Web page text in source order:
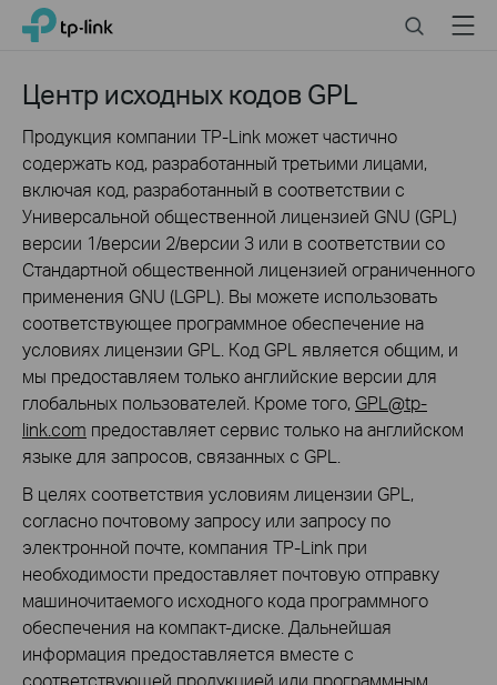
Click
navigation
TP-Link, Reliably Smart SearchMenu
Центр исходных кодов GPL
Продукция компании TP-Link может частично
содержать код, разработанный третьими лицами,
включая код, разработанный в соответствии с
Универсальной общественной лицензией GNU (GPL)
версии 1/версии 2/версии 3 или в соответствии со
Стандартной общественной лицензией ограниченного
применения GNU (LGPL). Вы можете использовать
соответствующее программное обеспечение на
условиях лицензии GPL. Код GPL является общим, и
мы предоставляем только английские версии для
глобальных пользователей. Кроме того, GPL@tp-
link.com предоставляет сервис только на английском
языке для запросов, связанных с GPL.
В целях соответствия условиям лицензии GPL,
согласно почтовому запросу или запросу по
электронной почте, компания TP-Link при
необходимости предоставляет почтовую отправку
машиночитаемого исходного кода программного
обеспечения на компакт-диске. Дальнейшая
информация предоставляется вместе с
соответствующей продукцией или программным